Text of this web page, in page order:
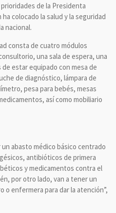
de la Presidenta
colocado la salud y la seguridad
nacional.
consta de cuatro módulos
una sala de espera, una
estar equipado con mesa de
de diagnóstico, lámpara de
pesa para bebés, mesas
así como mobiliario
abasto médico básico centrado
antibióticos de primera
y medicamentos contra el
por otro lado, van a tener un
enfermera para dar la atención”,